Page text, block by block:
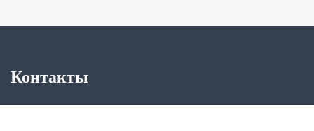
Контакты